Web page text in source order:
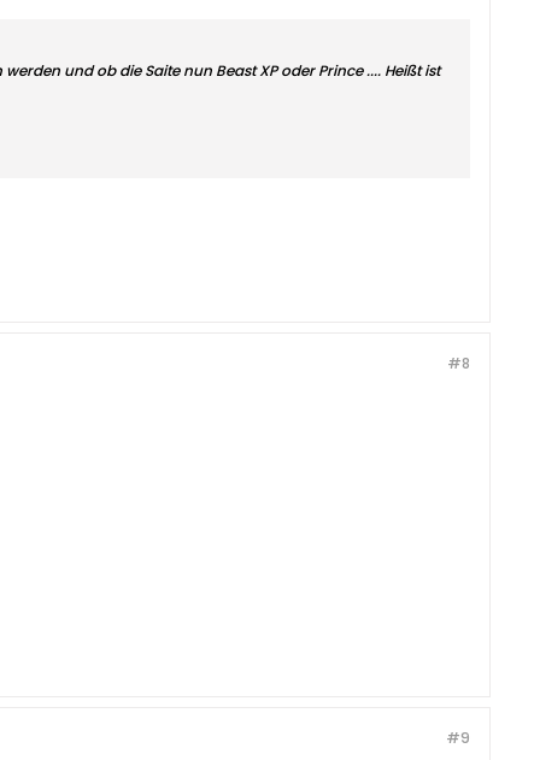
und ob die Saite nun Beast XP oder Prince .... Heißt ist
#8
#9